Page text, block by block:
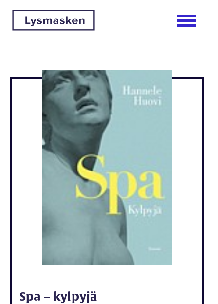
Spa – kylpyjä